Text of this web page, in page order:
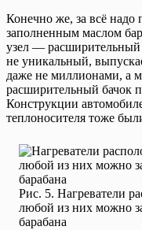
Конечно же, за всё надо
заполненным маслом
узел — расширительный
не уникальный,
даже не миллионами, а
расширительный бачок
Конструкции
теплоносителя тоже
Рис. 5. Нагреватели
любой из них можно
барабана